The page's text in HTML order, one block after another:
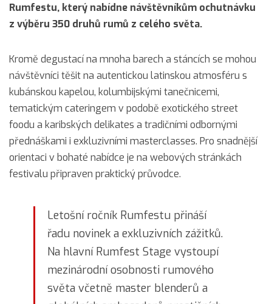
Rumfestu, který nabídne návštěvníkům ochutnávku
z výběru 350 druhů rumů z celého světa.
Kromě degustací na mnoha barech a stáncích se mohou
návštěvníci těšit na autentickou latinskou atmosféru s
kubánskou kapelou, kolumbijskými tanečnicemi,
tematickým cateringem v podobě exotického street
foodu a karibských delikates a tradičními odbornými
přednáškami i exkluzivními masterclasses. Pro snadnější
orientaci v bohaté nabídce je na webových stránkách
festivalu připraven praktický průvodce.
Letošní ročník Rumfestu přináší
řadu novinek a exkluzivních zážitků.
Na hlavní Rumfest Stage vystoupí
mezinárodní osobnosti rumového
světa včetně master blenderů a